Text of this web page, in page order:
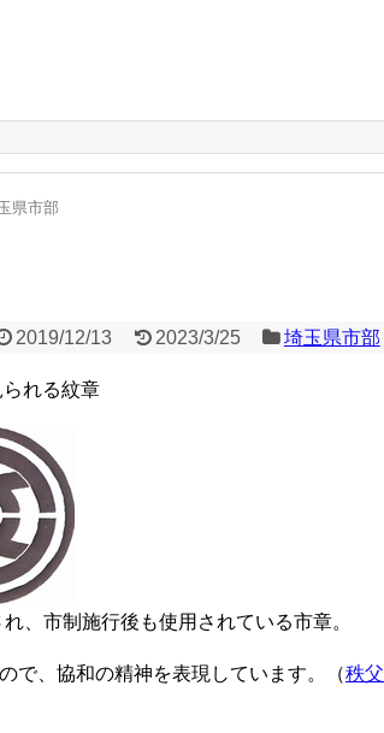
県市部
2019/12/13 2023/3/25 埼玉県市部
れる紋章
、市制施行後も使用されている市章。
で、協和の精神を表現しています。（秩父